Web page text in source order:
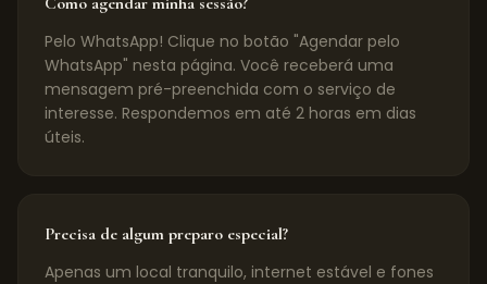
Pelo WhatsApp! Clique no botão "Agendar pelo
WhatsApp" nesta página. Você receberá uma
mensagem pré-preenchida com o serviço de
interesse. Respondemos em até 2 horas em dias
úteis.
Precisa de algum preparo especial?
Apenas um local tranquilo, internet estável e fones